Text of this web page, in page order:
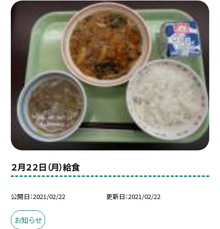
２月２２日（月）給食
公開日 2021/02/22 更新日 2021/02/22
お知らせ